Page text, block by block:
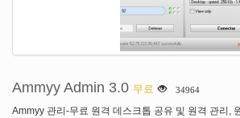
Ammyy Admin 3.0 무료 34964
Ammyy 관리-무료 원격 데스크톱 공유 및 원격 관리,